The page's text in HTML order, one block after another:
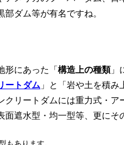
ダム等が有名ですね。
形にあった「構造上の種類 」
ートダム 」と「岩や土を積み
クリートダムには重力式・ア
面遮水型・均一型等、更にそ